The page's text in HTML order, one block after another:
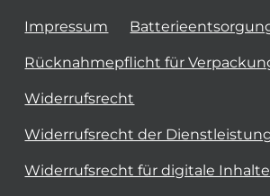
Impressum
Rücknahmepflicht für
Widerrufsrecht
Widerrufsrecht der
Widerrufsrecht für digitale Inhalte